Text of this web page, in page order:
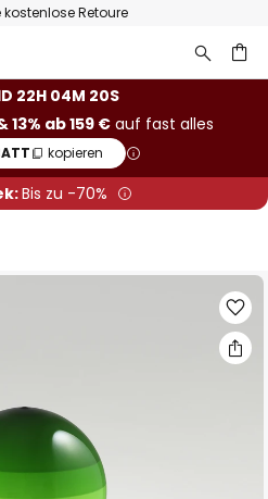
Retoure
22H 04M 19S
13% ab 159 €auf fast alles
kopieren
Bis zu -70%